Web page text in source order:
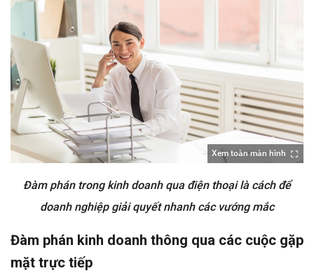
Xem toàn màn hình
Đàm phán trong kinh doanh qua điện thoại là cách để
doanh nghiệp giải quyết nhanh các vướng mắc
Đàm phán kinh doanh thông qua các cuộc gặp
mặt trực tiếp